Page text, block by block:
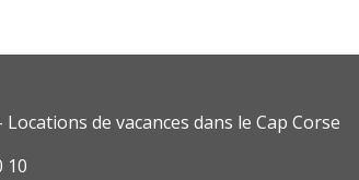
de vacances dans le Cap Corse
10